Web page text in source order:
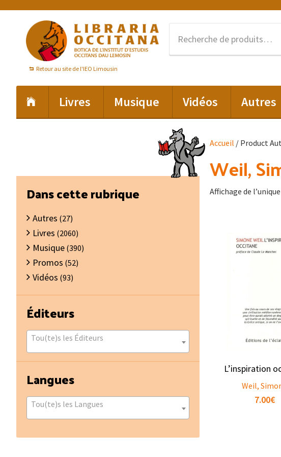
navigation
principale
contenu
principal
Retour au site de l'IEO Limousin
Livres Musique Vidéos Autres
Accueil / Product
Weil,
Affichage de
L’inspiration
Weil,
7.00€
Barre
latérale
principale
Dans cette rubrique
Autres (27)
Livres (2060)
Musique (390)
Promos (52)
Vidéos (93)
Éditeurs
Tou(te)s les Éditeurs
Langues
Tou(te)s les Langues